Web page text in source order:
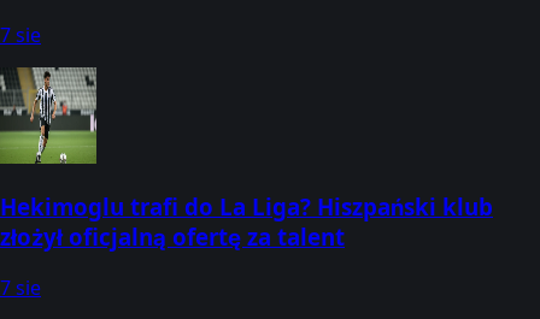
7 sie
Hekimoglu trafi do La Liga? Hiszpański klub
złożył oficjalną ofertę za talent
7 sie